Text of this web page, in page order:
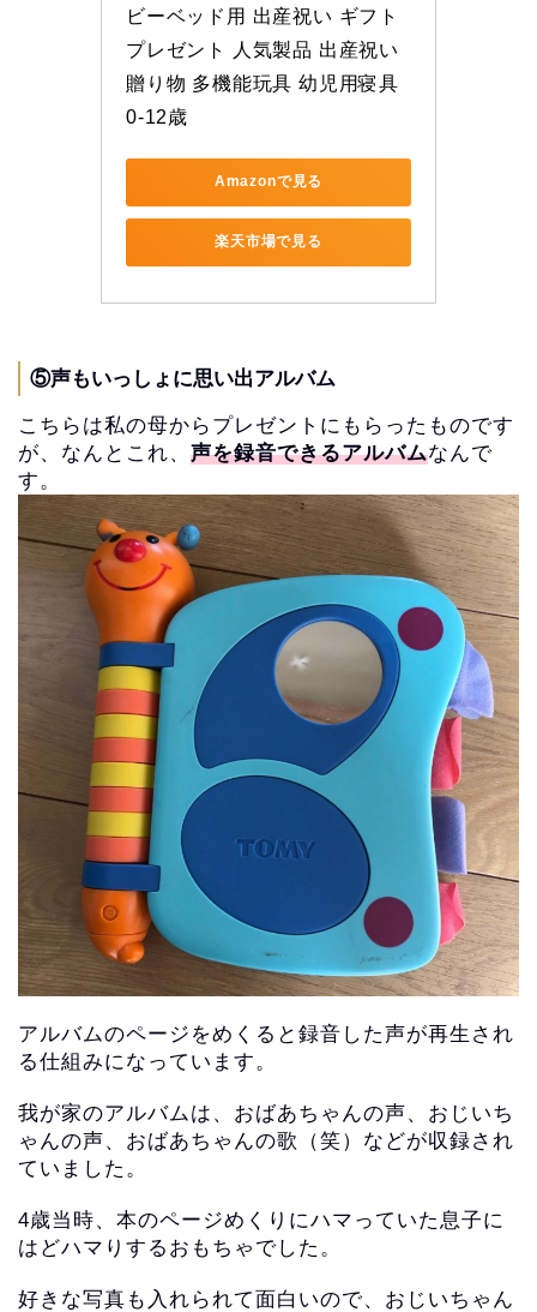
ビーベッド用 出産祝い ギフト
プレゼント 人気製品 出産祝い
贈り物 多機能玩具 幼児用寝具
0-12歳
Amazonで見る
楽天市場で見る
⑤声もいっしょに思い出アルバム
こちらは私の母からプレゼントにもらったものです
が、なんとこれ、 声を録音できるアルバムなんで
す。
アルバムのページをめくると録音した声が再生され
る仕組みになっています。
我が家のアルバムは、おばあちゃんの声、おじいち
ゃんの声、おばあちゃんの歌（笑）などが収録され
ていました。
4歳当時、本のページめくりにハマっていた息子に
はどハマりするおもちゃでした。
好きな写真も入れられて面白いので、おじいちゃん